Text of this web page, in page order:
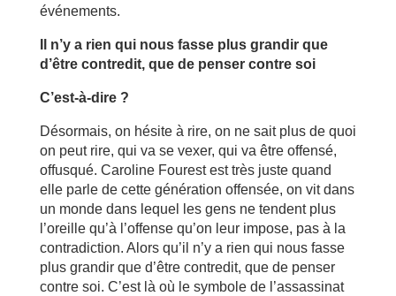
événements.
Il n’y a rien qui nous fasse plus grandir que
d’être contredit, que de penser contre soi
C’est-à-dire ?
Désormais, on hésite à rire, on ne sait plus de quoi
on peut rire, qui va se vexer, qui va être offensé,
offusqué. Caroline Fourest est très juste quand
elle parle de cette génération offensée, on vit dans
un monde dans lequel les gens ne tendent plus
l’oreille qu’à l’offense qu’on leur impose, pas à la
contradiction. Alors qu’il n’y a rien qui nous fasse
plus grandir que d’être contredit, que de penser
contre soi. C’est là où le symbole de l’assassinat